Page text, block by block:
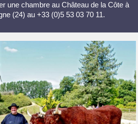
une chambre au Château de la Côte à
(24) au +33 (0)5 53 03 70 11.